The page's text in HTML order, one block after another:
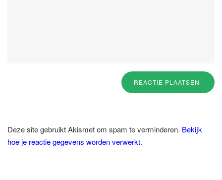
Deze site gebruikt Akismet om spam te verminderen. Bekijk
hoe je reactie gegevens worden verwerkt.